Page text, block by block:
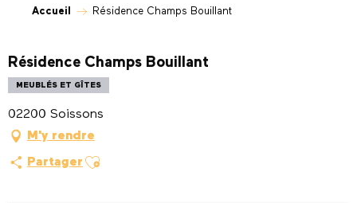
Accueil Résidence Champs Bouillant
Résidence Champs Bouillant
MEUBLÉS ET GÎTES
02200 Soissons
M'y rendre
Partager Ajouter aux favoris